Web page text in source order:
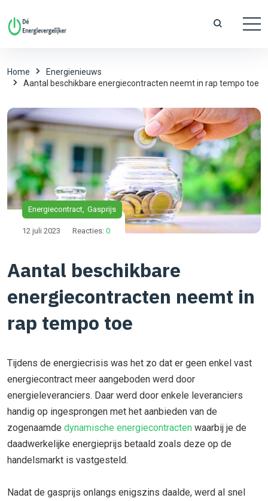
Home
Energienieuws
Aantal beschikbare energiecontracten neemt in rap tempo toe
Energiecontract Gasprijs
12 juli 2023 Reacties: 0
Aantal beschikbare
energiecontracten neemt in
rap tempo toe
Tijdens de energiecrisis was het zo dat er geen enkel vast
energiecontract meer aangeboden werd door
energieleveranciers. Daar werd door enkele leveranciers
handig op ingesprongen met het aanbieden van de
zogenaamde dynamische energiecontracten waarbij je de
daadwerkelijke energieprijs betaald zoals deze op de
handelsmarkt is vastgesteld.
Nadat de gasprijs onlangs enigszins daalde, werd al snel